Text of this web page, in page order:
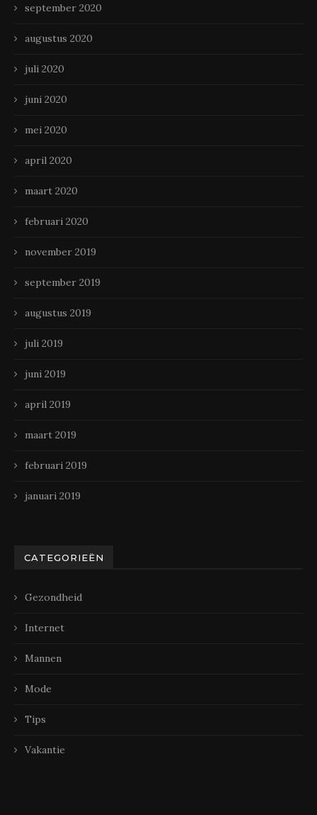
september 2020
augustus 2020
juli 2020
juni 2020
mei 2020
april 2020
maart 2020
februari 2020
november 2019
september 2019
augustus 2019
juli 2019
juni 2019
april 2019
maart 2019
februari 2019
januari 2019
CATEGORIEËN
Gezondheid
Internet
Mannen
Mode
Tips
Vakantie